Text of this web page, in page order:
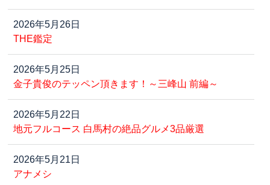
2026年5月26日
THE鑑定
2026年5月25日
金子貴俊のテッペン頂きます！～三峰山 前編～
2026年5月22日
地元フルコース 白馬村の絶品グルメ3品厳選
2026年5月21日
アナメシ